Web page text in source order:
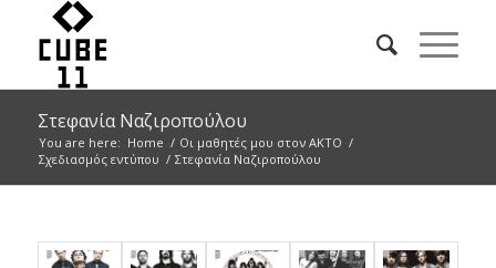
Στεφανία Ναζιροπούλου
You are here: Home / Οι μαθητές μου στον ΑΚΤΟ /
Σχεδιασμός εντύπου / Στεφανία Ναζιροπούλου